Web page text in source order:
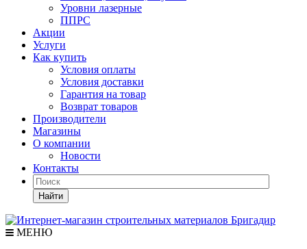
Уровни лазерные
ППРС
Акции
Услуги
Как купить
Условия оплаты
Условия доставки
Гарантия на товар
Возврат товаров
Производители
Магазины
О компании
Новости
Контакты
Найти
МЕНЮ